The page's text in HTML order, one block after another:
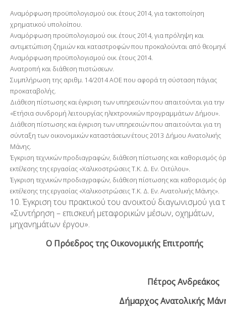
Αναμόρφωση προϋπολογισμού οικ. έτους 2014, για τακτοποίηση
χρηματικού υπολοίπου.
Αναμόρφωση προϋπολογισμού οικ. έτους 2014, για πρόληψη και
αντιμετώπιση ζημιών και καταστροφών που προκαλούνται από
Αναμόρφωση προϋπολογισμού οικ. έτους 2014.
Ανατροπή και διάθεση πιστώσεων.
Συμπλήρωση της αριθμ. 14/2014 ΑΟΕ που αφορά τη σύσταση πάγιας
προκαταβολής.
Διάθεση πίστωσης και έγκριση των υπηρεσιών που απαιτούνται για την
«Ετήσια συνδρομή λειτουργίας ηλεκτρονικών προγραμμάτων Δήμου».
Διάθεση πίστωσης και έγκριση των υπηρεσιών που απαιτούνται για τη
σύνταξη των οικονομικών καταστάσεων έτους 2013 Δήμου Ανατολικής
Μάνης.
Έγκριση τεχνικών προδιαγραφών, διάθεση πίστωσης και καθορισμός
εκτέλεσης της εργασίας «Χαλικοστρώσεις Τ.Κ. Δ. Εν. Οιτύλου».
Έγκριση τεχνικών προδιαγραφών, διάθεση πίστωσης και καθορισμός
εκτέλεσης της εργασίας «Χαλικοστρώσεις Τ.Κ. Δ. Εν. Ανατολικής Μάνης».
10. Έγκριση του πρακτικού του ανοικτού διαγωνισμού για
«Συντήρηση – επισκευή μεταφορικών μέσων, οχημάτων,
μηχανημάτων έργου».
Ο Πρόεδρος της Οικονομικής Επιτροπής
Πέτρος Ανδρεάκος
Δήμαρχος Ανατολικής